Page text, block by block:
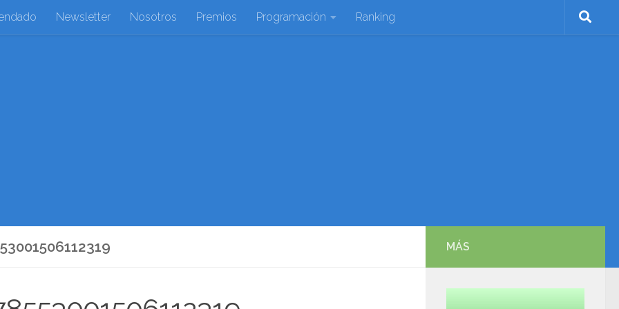
Newsletter Nosotros Premios Programación Ranking
MÁS